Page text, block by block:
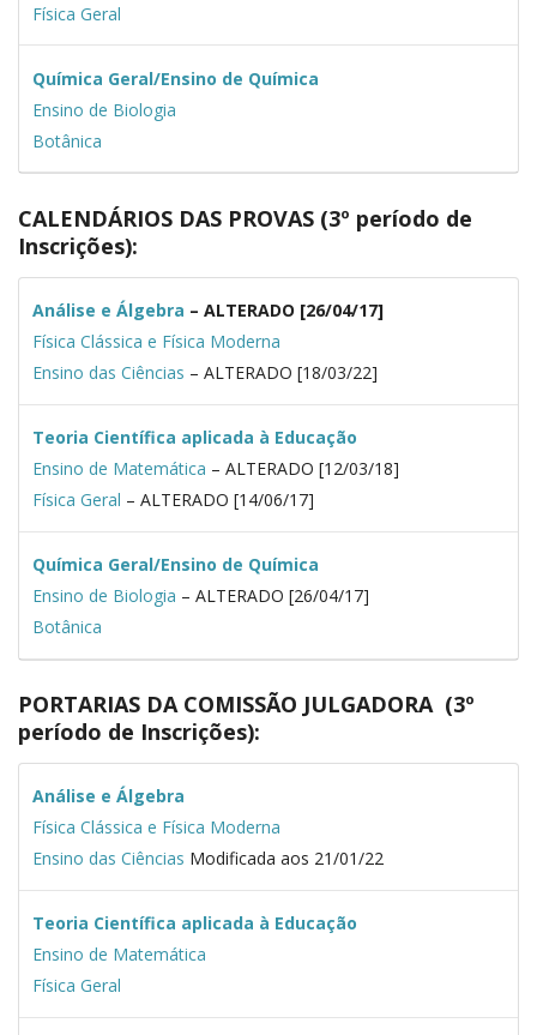
Física Geral
Química Geral/Ensino de Química
Ensino de Biologia
Botânica
CALENDÁRIOS DAS PROVAS (3º período de
Inscrições):
Análise e Álgebra – ALTERADO [26/04/17]
Física Clássica e Física Moderna
Ensino das Ciências – ALTERADO [18/03/22]
Teoria Científica aplicada à Educação
Ensino de Matemática – ALTERADO [12/03/18]
Física Geral – ALTERADO [14/06/17]
Química Geral/Ensino de Química
Ensino de Biologia – ALTERADO [26/04/17]
Botânica
PORTARIAS DA COMISSÃO JULGADORA (3º
período de Inscrições):
Análise e Álgebra
Física Clássica e Física Moderna
Ensino das Ciências Modificada aos 21/01/22
Teoria Científica aplicada à Educação
Ensino de Matemática
Física Geral